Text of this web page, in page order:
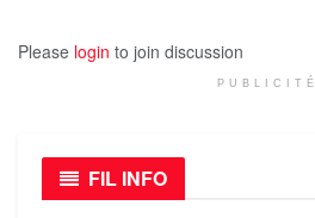
Please login to join discussion
PUBLICITÉ
FIL INFO